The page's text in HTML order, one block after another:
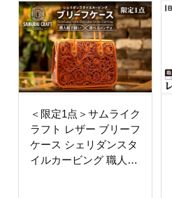
＜限定1点＞サムライク
ラフト レザー ブリーフ
ケース シェリダンスタ
イルカービング 職人総